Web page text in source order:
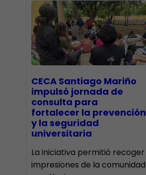
CECA Santiago Mariño
impulsó jornada de
consulta para
fortalecer la prevención
y la seguridad
universitaria
La iniciativa permitió recoger
impresiones de la comunidad